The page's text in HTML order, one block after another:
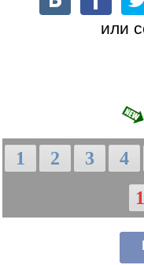
или
1 2 3 4